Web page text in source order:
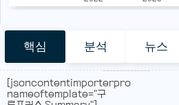
핵심 분석 뉴스
[jsoncontentimporterpro
nameoftemplate="구